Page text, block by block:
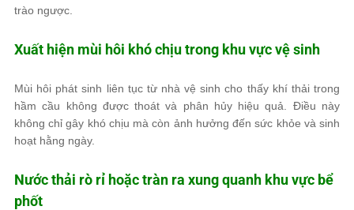
trào ngược.
Xuất hiện mùi hôi khó chịu trong khu vực vệ sinh
Mùi hôi phát sinh liên tục từ nhà vệ sinh cho thấy khí thải trong
hầm cầu không được thoát và phân hủy hiệu quả. Điều này
không chỉ gây khó chịu mà còn ảnh hưởng đến sức khỏe và sinh
hoạt hằng ngày.
Nước thải rò rỉ hoặc tràn ra xung quanh khu vực bể
phốt